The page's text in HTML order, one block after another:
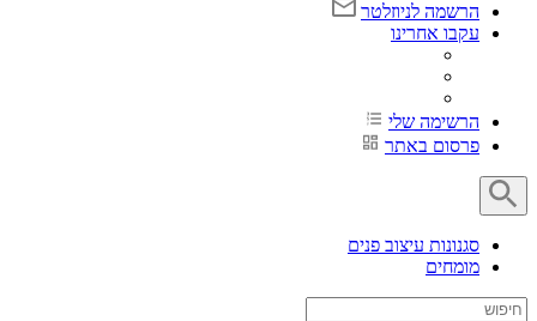
הרשמה לניוזלטר
עקבו אחרינו
הרשימה שלי
פרסום באתר
סגנונות עיצוב פנים
מומחים